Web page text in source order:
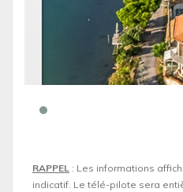
RAPPEL : Les informations
indicatif. Le télé-pilote sera